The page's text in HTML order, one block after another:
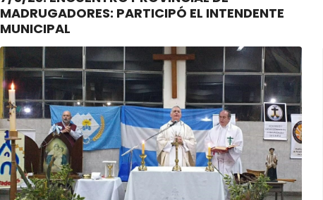
MADRUGADORES: PARTICIPÓ EL INTENDENTE
MUNICIPAL